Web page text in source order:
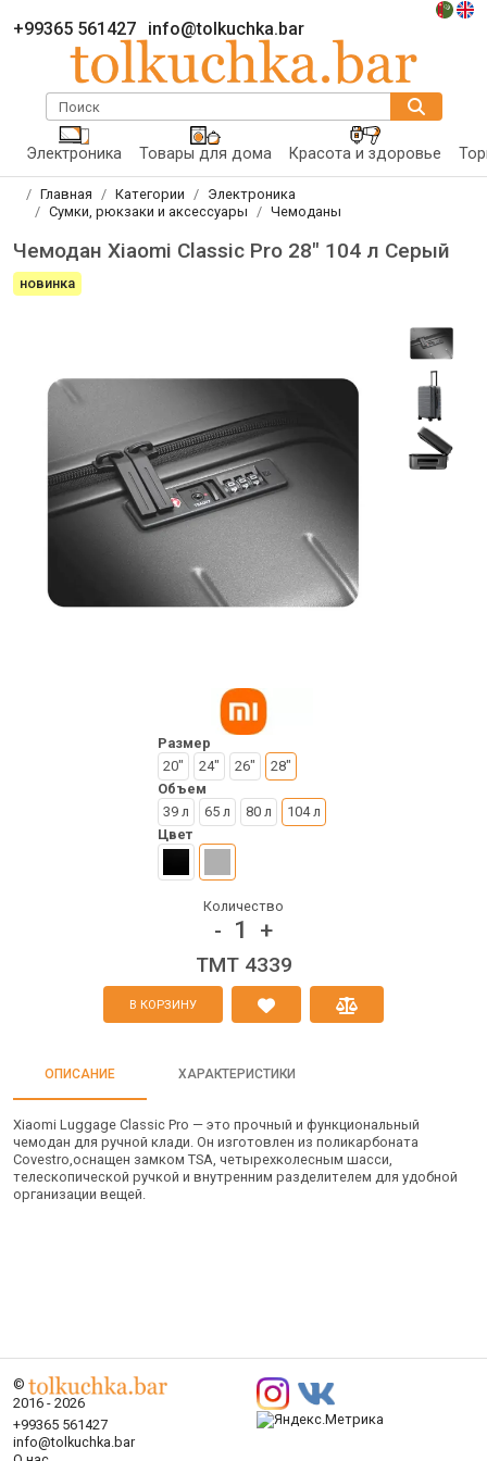
+99365 561427 info@tolkuchka.bar
Поиск
Электроника Товары для дома Красота и здоровье
Главная Категории
Электроника
Сумки, рюкзаки и аксессуары
Чемоданы
Чемодан Xiaomi Classic Pro 28" 104 л Серый
новинка
Размер
20"
24" 26"
28"
Объем
39 л
65 л 80 л
104 л
Цвет
Количество
- 1 +
TMT 4339
В КОРЗИНУ
ОПИСАНИЕ ХАРАКТЕРИСТИКИ
Xiaomi Luggage Classic Pro — это прочный и функциональный
чемодан для ручной клади. Он изготовлен из поликарбоната
Covestro,оснащен замком TSA, четырехколесным шасси,
телескопической ручкой и внутренним разделителем для удобной
организации вещей.
©
2016 - 2026
+99365 561427
info@tolkuchka.bar